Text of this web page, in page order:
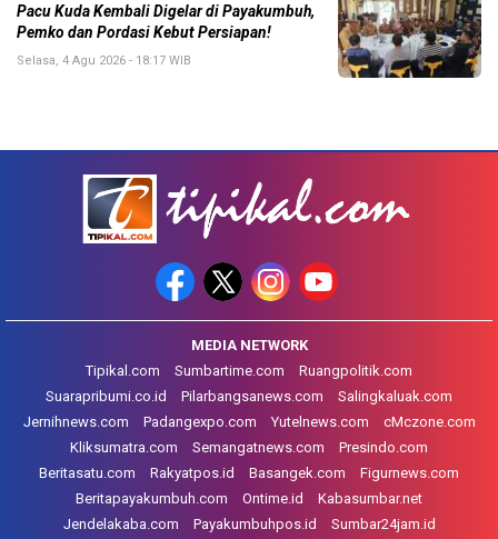
Pacu Kuda Kembali Digelar di Payakumbuh,
Pemko dan Pordasi Kebut Persiapan!
Selasa, 4 Agu 2026 - 18:17 WIB
MEDIA NETWORK
Tipikal.com
Sumbartime.com
Ruangpolitik.com
Suarapribumi.co.id
Pilarbangsanews.com
Salingkaluak.com
Jernihnews.com
Padangexpo.com Yutelnews.com
cMczone.com
Kliksumatra.com
Semangatnews.com
Presindo.com
Beritasatu.com
Rakyatpos.id Basangek.com
Figurnews.com
Beritapayakumbuh.com
Ontime.id
Kabasumbar.net
Jendelakaba.com
Payakumbuhpos.id
Sumbar24jam.id